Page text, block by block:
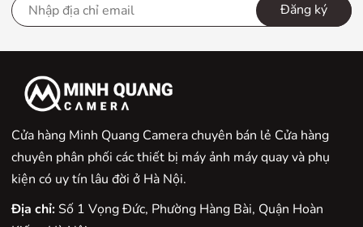
Hiệu ứng Bokeh G Master tinh tế và phạm vi linh hoạt
mở rộng
Các thấu kính XA giúp giảm hiệu ứng Bokeh dạng vân,
cơ chế khẩu độ 11 lá khẩu tạo nên khẩu độ gần tròn
Đăng ký
Cửa hàng Minh Quang Camera chuyên bán lẻ Cửa hàng
chuyên phân phối các thiết bị máy ảnh máy quay và phụ
kiện có uy tín lâu đời ở Hà Nội.
Địa chỉ:Số 1 Vọng Đức, Phường Hàng Bài, Quận Hoàn